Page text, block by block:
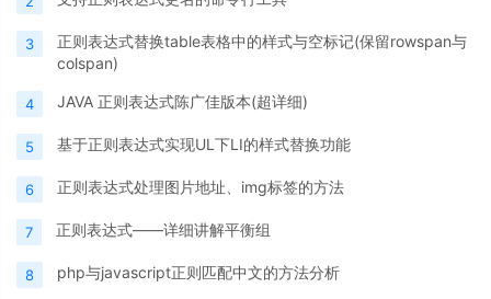
3
正则表达式替换table表格中的样式与空标记(保留rowspan与
colspan)
4 JAVA 正则表达式陈广佳版本(超详细)
5 基于正则表达式实现UL下LI的样式替换功能
6 正则表达式处理图片地址、img标签的方法
7 正则表达式——详细讲解平衡组
8 php与javascript正则匹配中文的方法分析